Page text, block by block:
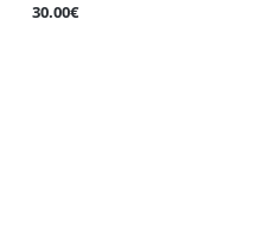
30.00€